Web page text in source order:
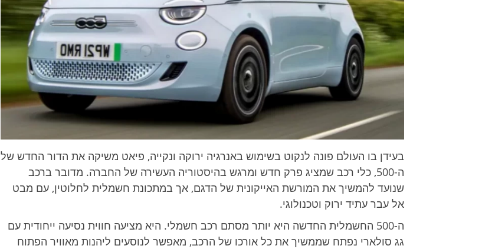
בעידן בו העולם פונה לנקוט בשימוש באנרגיה ירוקה ונקייה, פיאט משיקה את הדור החדש של
ה-500, כלי רכב שמציג פרק חדש ומרגש בהיסטוריה העשירה של החברה. מדובר ברכב
שנועד להמשיך את המורשת האייקונית של הדגם, אך במתכונת חשמלית לחלוטין, עם מבט
אל עבר עתיד ירוק וטכנולוגי.
ה-500 החשמלית החדשה היא יותר מסתם רכב חשמלי. היא מציעה חווית נסיעה ייחודית עם
גג סולארי נפתח שממשיך את כל אורכו של הרכב, מאפשר לנוסעים ליהנות מאוויר הפתוח